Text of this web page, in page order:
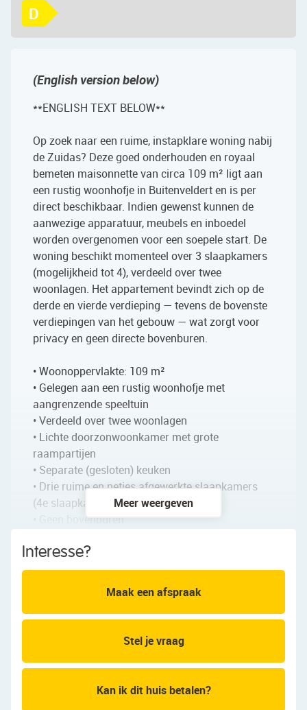
D
(English version below)
**ENGLISH TEXT BELOW**
Op zoek naar een ruime, instapklare woning nabij
de Zuidas? Deze goed onderhouden en royaal
bemeten maisonnette van circa 109 m² ligt aan
een rustig woonhofje in Buitenveldert en is per
direct beschikbaar. Indien gewenst kunnen de
aanwezige apparatuur, meubels en inboedel
worden overgenomen voor een soepele start. De
woning beschikt momenteel over 3 slaapkamers
(mogelijkheid tot 4), verdeeld over twee
woonlagen. Het appartement bevindt zich op de
derde en vierde verdieping — tevens de bovenste
verdiepingen van het gebouw — wat zorgt voor
privacy en geen directe bovenburen.
• Woonoppervlakte: 109 m²
• Gelegen aan een rustig woonhofje met
aangrenzende speeltuin
• Verdeeld over twee woonlagen
• Lichte doorzonwoonkamer met grote
raampartijen
• Separate (gesloten) keuken
• Drie ruime en netjes afgewerkte slaapkamers
(4e slaapkamer mogelijk)
• Geen bovenburen
• Royale zolderverdieping met veel potentie
• Zonnig balkon op het westen met veel privacy
• Berging op de begane grond
• De erfpacht is afgekocht tot en met 1 september
2051
• In 2021 is de erfpacht vastgezet voor de periode
Indeling van het appartement
Meer weergeven
Interesse?
Maak een afspraak
Stel je vraag
Kan ik dit huis betalen?